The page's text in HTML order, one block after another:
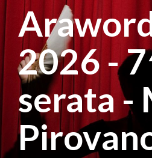
contenuto
principale
2026 -
serata -